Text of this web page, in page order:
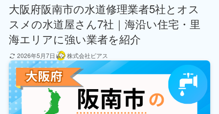
大阪府阪南市の水道修理業者5社とオス
スメの水道屋さん7社｜海沿い住宅・里
海エリアに強い業者を紹介
2026年5月7日 株式会社ビアス